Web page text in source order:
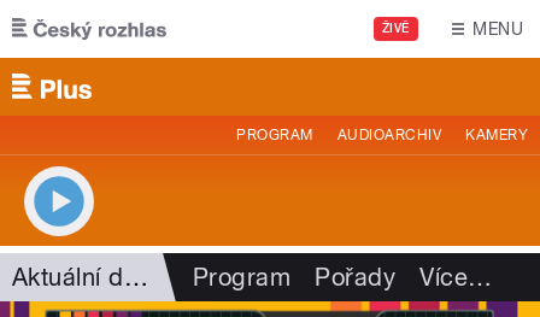
Přejít k hlavnímu obsahu
ŽIVĚ MENU
PROGRAM AUDIOARCHIV KAMERY
Aktuální dění Program Pořady Více…